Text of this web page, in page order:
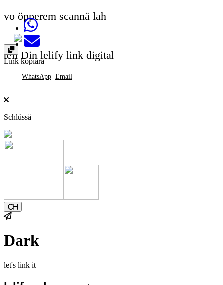
vo öpperem scannä lah
teil Din lelify link digital
Link kopiärä
Share on Whatsapp
Send email
WhatsApp Email
Schlüssä
Dark
let's link it